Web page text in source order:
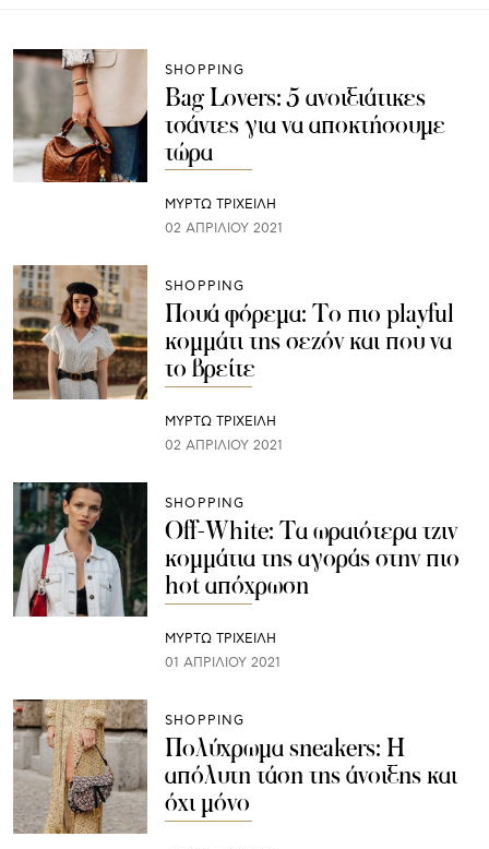
SHOPPING
Bag Lovers: 5 ανοιξιάτικες
τσάντες για να αποκτήσουμε
τώρα
ΜΥΡΤΩ ΤΡΙΧΕΙΛΗ
02 ΑΠΡΙΛΊΟΥ 2021
SHOPPING
Πουά φόρεμα: Το πιο playful
κομμάτι της σεζόν και που να
το βρείτε
ΜΥΡΤΩ ΤΡΙΧΕΙΛΗ
02 ΑΠΡΙΛΊΟΥ 2021
SHOPPING
Off-White: Τα ωραιότερα τζιν
κομμάτια της αγοράς στην πιο
hot απόχρωση
ΜΥΡΤΩ ΤΡΙΧΕΙΛΗ
01 ΑΠΡΙΛΊΟΥ 2021
SHOPPING
Πολύχρωμα sneakers: Η
απόλυτη τάση της άνοιξης και
όχι μόνο